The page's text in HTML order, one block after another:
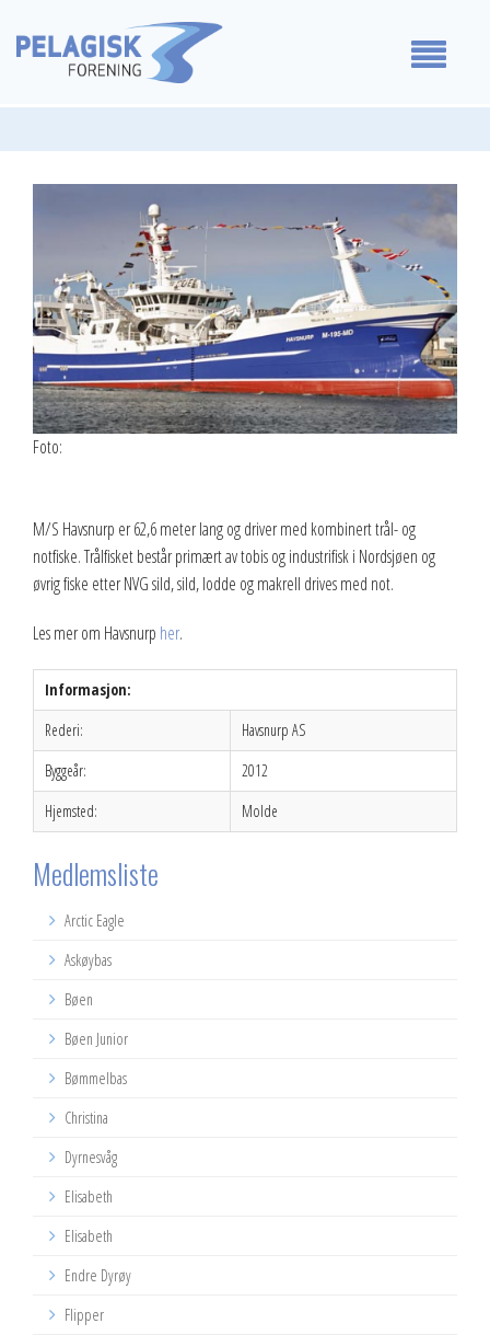
For medlemmer
Om oss
Kontakt oss
Foto:
M/S Havsnurp er 62,6 meter lang og driver med kombinert trål- og
notfiske. Trålfisket består primært av tobis og industrifisk i Nordsjøen og
øvrig fiske etter NVG sild, sild, lodde og makrell drives med not.
Les mer om Havsnurp her.
Informasjon:
Rederi:
Havsnurp AS
Byggeår:
2012
Hjemsted:
Molde
Medlemsliste
Arctic Eagle
Askøybas
Bøen
Bøen Junior
Bømmelbas
Christina
Dyrnesvåg
Elisabeth
Elisabeth
Endre Dyrøy
Flipper